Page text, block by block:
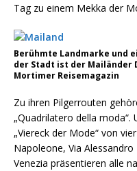
Tag zu einem Mekka der
Berühmte Landmarke und
der Stadt ist der Mailänder
Mortimer Reisemagazin
Zu ihren Pilgerrouten
„Quadrilatero della
„Viereck der Mode“ von
Napoleone, Via
Venezia präsentieren alle